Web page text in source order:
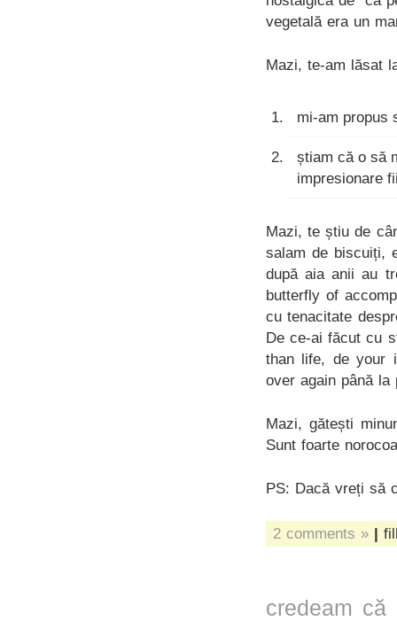
vegetală era un
Mazi, te-am lăsat
mi-am propus
știam că o să
impresionare
Mazi, te știu de
salam de biscuiți,
după aia anii au
butterfly of
cu tenacitate
De ce-ai făcut cu
than life, de your
over again până la
Mazi, gătești
Sunt foarte
PS: Dacă vreți să
2 comments » |
credeam